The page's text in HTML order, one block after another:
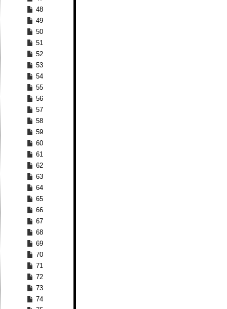
48
49
50
51
52
53
54
55
56
57
58
59
60
61
62
63
64
65
66
67
68
69
70
71
72
73
74